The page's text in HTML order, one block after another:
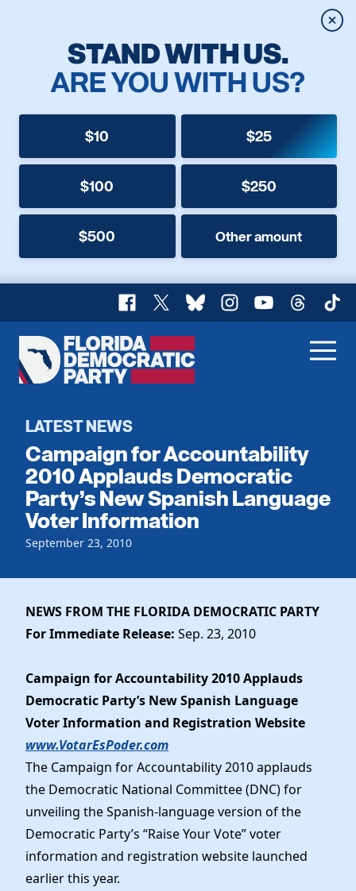
STAND WITH US.
ARE YOU WITH US?
$10 $25
$100 $250
$500 Other amount
Facebook
X BlueskyInstagram
YouTubeThreads
Florida
Democratic
Home
Register To Vote
Get Involved
Events
Local Parties
Caucuses
Voting
Vote by Mail
Candidates
Our Party
Meet the Chair
Officers & DNC Members
Resolutions
Elected Officials
News
Work With Us
Vendors
LATEST NEWS
Campaign for Accountability
2010 Applauds Democratic
Party’s New Spanish Language
Voter Information
September 23, 2010
NEWS FROM THE FLORIDA DEMOCRATIC PARTY
For Immediate Release: Sep. 23, 2010
Campaign for Accountability 2010 Applauds
Democratic Party’s New Spanish Language
Voter Information and Registration Website
www.VotarEsPoder.com
The Campaign for Accountability 2010 applauds
the Democratic National Committee (DNC) for
unveiling the Spanish-language version of the
Democratic Party’s “Raise Your Vote” voter
information and registration website launched
earlier this year.